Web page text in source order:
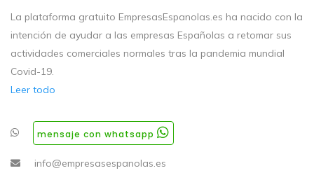
La plataforma gratuito EmpresasEspanolas.es ha nacido con la
intención de ayudar a las empresas Españolas a retomar sus
actividades comerciales normales tras la pandemia mundial
Covid-19.
Leer todo
mensaje con whatsapp
info@empresasespanolas.es